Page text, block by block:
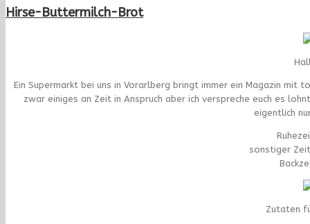
Hirse-Buttermilch-Brot
Ein Supermarkt bei uns in Vorarlberg bringt immer ein Magazin mit
zwar einiges an Zeit in Anspruch aber ich verspreche euch es
eigentlich
sonstiger
Zutaten